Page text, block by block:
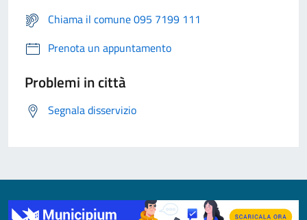
Chiama il comune 095 7199 111
Prenota un appuntamento
Problemi in città
Segnala disservizio